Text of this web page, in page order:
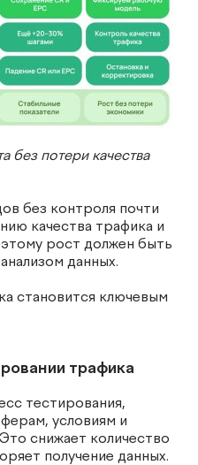
без потери качества
без контроля почти
качества трафика и
рост должен быть
данных.
становится ключевым
трафика
тестирования,
условиям и
снижает количество
получение данных.